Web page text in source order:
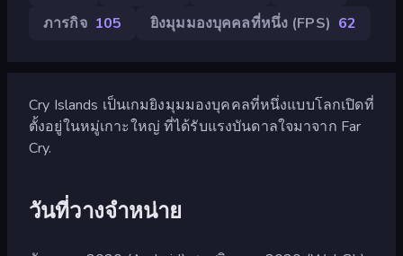
ภารกิจ 105 ยิงมุมมองบุคคลที่หนึ่ง (FPS) 62
Cry Islands เป็นเกมยิงมุมมองบุคคลที่หนึ่งแบบโลกเปิดที่
ตั้งอยู่ในหมู่เกาะใหญ่ ที่ได้รับแรงบันดาลใจมาจาก Far
Cry.
วันที่วางจำหน่าย